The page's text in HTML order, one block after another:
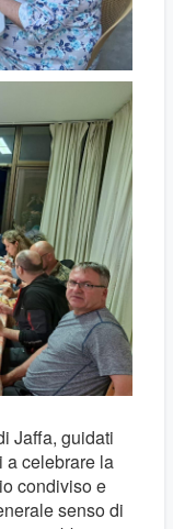
Jaffa, guidati
a celebrare la
condiviso e
senso di